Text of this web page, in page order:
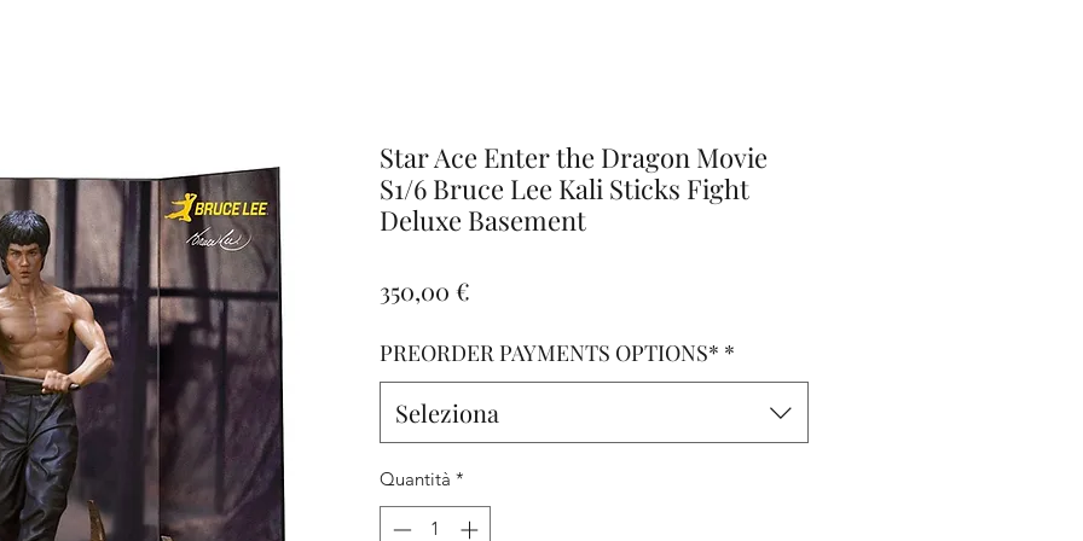
Star Ace Enter the Dragon Movie
S1/6 Bruce Lee Kali Sticks Fight
Deluxe Basement
350,00 €
PREORDER PAYMENTS OPTIONS* *
Seleziona
Quantità *